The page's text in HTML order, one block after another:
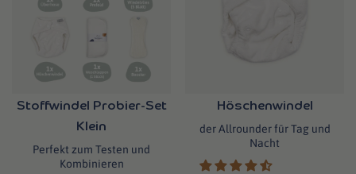
Stoffwindel Probier-Set
Klein
Perfekt zum Testen und
Kombinieren
Höschenwindel
der Allrounder für Tag und
Nacht